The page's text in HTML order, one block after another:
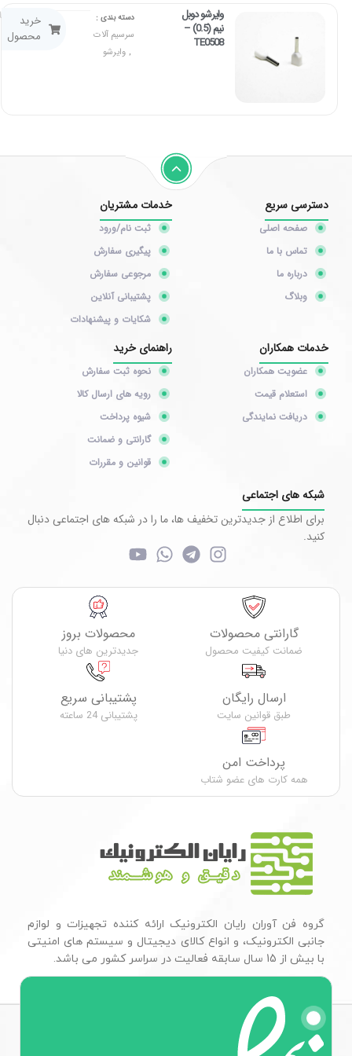
وایرشو دوبل
نیم (0.5) –
TE0508
دسته بندی :
سرسیم آلات
, وایرشو
۲۰,۰۰۰
خرید
محصول
دسترسی سریع
صفحه اصلی
تماس با ما
درباره ما
وبلاگ
خدمات مشتریان
ثبت نام/ورود
پیگیری سفارش
مرجوعی سفارش
پشتیبانی آنلاین
شکایات و پیشنهادات
خدمات همکاران
عضویت همکاران
استعلام قیمت
دریافت نمایندگی
راهنمای خرید
نحوه ثبت سفارش
رویه های ارسال کالا
شیوه پرداخت
گارانتی و ضمانت
قوانین و مقررات
شبکه های اجتماعی
برای اطلاع از جدیدترین تخفیف ها، ما را در شبکه های اجتماعی دنبال
کنید.
گارانتی محصولات
ضمانت کیفیت محصول
محصولات بروز
جدیدترین های دنیا
ارسال رایگان
طبق قوانین سایت
پشتیبانی سریع
پشتیبانی 24 ساعته
پرداخت امن
همه کارت های عضو شتاب
گروه فن آوران رایان الکترونیک ارائه کننده تجهیزات و لوازم
جانبی الکترونیک، و انواع کالای دیجیتال و سیستم های امنیتی
با بیش از 15 سال سابقه فعالیت در سراسر کشور می باشد.